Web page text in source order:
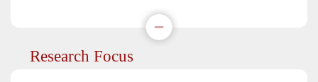
Research Focus